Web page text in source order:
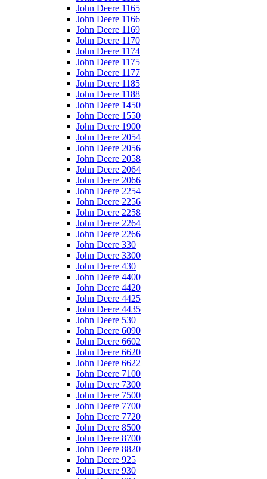
John Deere 1165
John Deere 1166
John Deere 1169
John Deere 1170
John Deere 1174
John Deere 1175
John Deere 1177
John Deere 1185
John Deere 1188
John Deere 1450
John Deere 1550
John Deere 1900
John Deere 2054
John Deere 2056
John Deere 2058
John Deere 2064
John Deere 2066
John Deere 2254
John Deere 2256
John Deere 2258
John Deere 2264
John Deere 2266
John Deere 330
John Deere 3300
John Deere 430
John Deere 4400
John Deere 4420
John Deere 4425
John Deere 4435
John Deere 530
John Deere 6090
John Deere 6602
John Deere 6620
John Deere 6622
John Deere 7100
John Deere 7300
John Deere 7500
John Deere 7700
John Deere 7720
John Deere 8500
John Deere 8700
John Deere 8820
John Deere 925
John Deere 930